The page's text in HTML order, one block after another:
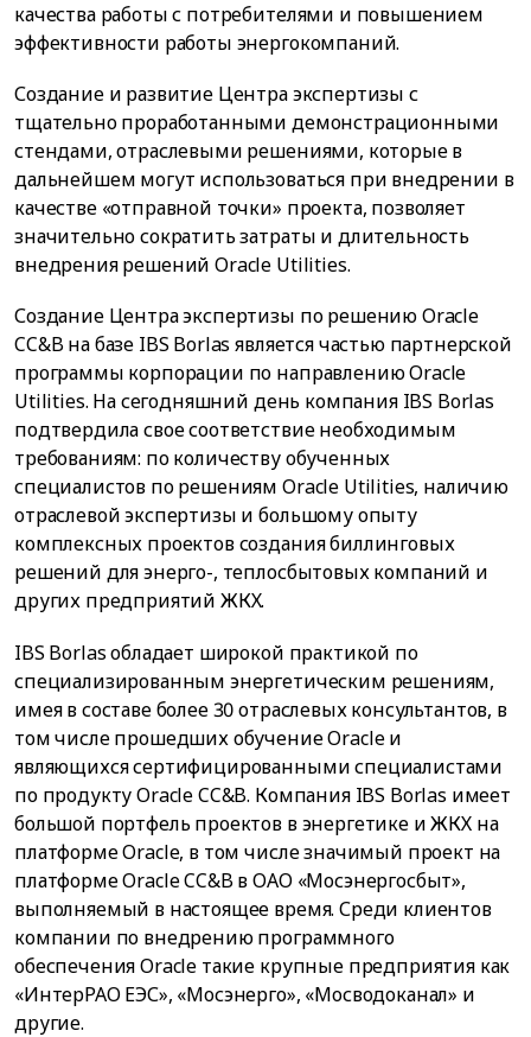
качества работы с потребителями и повышением
эффективности работы энергокомпаний.
Создание и развитие Центра экспертизы с
тщательно проработанными демонстрационными
стендами, отраслевыми решениями, которые в
дальнейшем могут использоваться при внедрении в
качестве «отправной точки» проекта, позволяет
значительно сократить затраты и длительность
внедрения решений Oracle Utilities.
Создание Центра экспертизы по решению Oracle
CC&B на базе IBS Borlas является частью партнерской
программы корпорации по направлению Oracle
Utilities. На сегодняшний день компания IBS Borlas
подтвердила свое соответствие необходимым
требованиям: по количеству обученных
специалистов по решениям Oracle Utilities, наличию
отраслевой экспертизы и большому опыту
комплексных проектов создания биллинговых
решений для энерго-, теплосбытовых компаний и
других предприятий ЖКХ.
IBS Borlas обладает широкой практикой по
специализированным энергетическим решениям,
имея в составе более 30 отраслевых консультантов, в
том числе прошедших обучение Oracle и
являющихся сертифицированными специалистами
по продукту Oracle CC&B. Компания IBS Borlas имеет
большой портфель проектов в энергетике и ЖКХ на
платформе Oracle, в том числе значимый проект на
платформе Oracle CC&B в ОАО «Мосэнергосбыт»,
выполняемый в настоящее время. Среди клиентов
компании по внедрению программного
обеспечения Oracle такие крупные предприятия как
«ИнтерРАО ЕЭС», «Мосэнерго», «Мосводоканал» и
другие.